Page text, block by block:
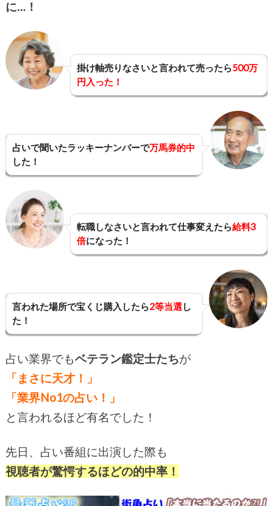
に…！
掛け軸売りなさいと言われて売ったら500万
円入った！
占いで聞いたラッキーナンバーで万馬券的中
した！
転職しなさいと言われて仕事変えたら給料3
倍になった！
言われた場所で宝くじ購入したら2等当選 し
た！
占い業界でもベテラン鑑定士たちが
「まさに天才！」
「業界No1の占い！」
と言われるほど有名でした！
先日、占い番組に出演した際も
視聴者が驚愕するほどの的中率！